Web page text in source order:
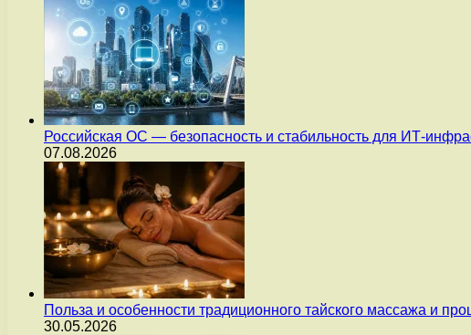
Российская ОС — безопасность и стабильность для ИТ-
07.08.2026
Польза и особенности традиционного тайского массажа и
30.05.2026